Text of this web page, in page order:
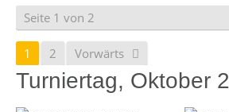
Seite 1 von 2
1 2 Vorwärts
Turniertag, Oktober